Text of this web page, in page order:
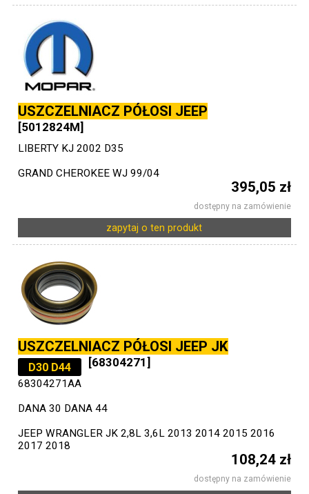
USZCZELNIACZ PÓŁOSI JEEP
[5012824M]
LIBERTY KJ 2002 D35
GRAND CHEROKEE WJ 99/04
395,05 zł
dostępny na zamówienie
zapytaj o ten produkt
USZCZELNIACZ PÓŁOSI JEEP JK
D30 D44 [68304271]
68304271AA
DANA 30 DANA 44
JEEP WRANGLER JK 2,8L 3,6L 2013 2014 2015 2016
2017 2018
108,24 zł
dostępny na zamówienie